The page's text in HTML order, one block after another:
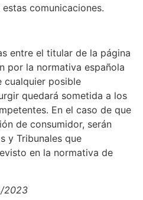
comunicaciones.
entre el titular de la página
por la normativa española
cualquier posible
quedará sometida a los
En el caso de que
de consumidor, serán
y Tribunales que
en la normativa de
2023